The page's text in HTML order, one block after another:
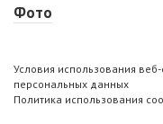
Фото
Условия использования
персональных данных
Политика использования